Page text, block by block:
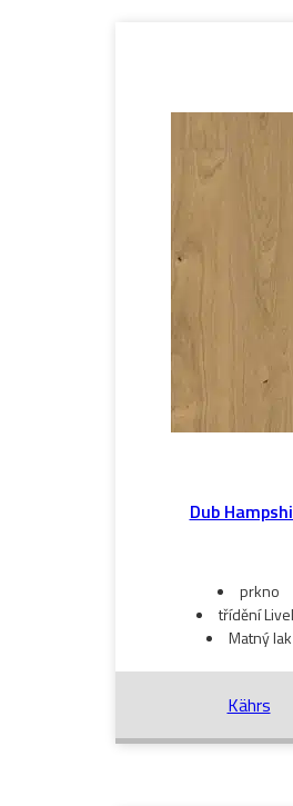
Dub
prkno
třídění
Matný lak
Kährs